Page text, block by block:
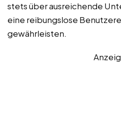
stets über ausreichende
eine reibungslose
gewährleisten.